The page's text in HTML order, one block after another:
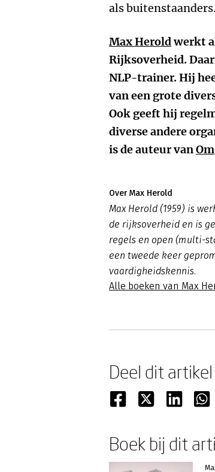
als buitenstaanders.
Max Heroldwerkt
Rijksoverheid.
NLP-trainer. Hij
van een grote
Ook geeft hij
diverse andere
is de auteur van
Over Max Herold
Max Herold (1959) is
de rijksoverheid en is
regels en open (multi-
een tweede keer
vaardigheidskennis.
Alle boeken van Max
Deel dit artikel
Boek bij dit